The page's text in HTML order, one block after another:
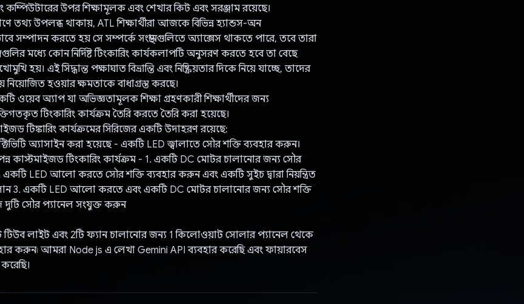
কম্পিউটারের উপর শিক্ষামূলক এবং শেখার কিট এবং সরঞ্জাম রয়েছে।
তথ্য উপলব্ধ থাকায়, ATL শিক্ষার্থীরা আজকে বিভিন্ন হ্যান্ডস-অন
সম্পাদন করতে হয় সে সম্পর্কে সংস্থানগুলিতে অ্যাক্সেস থাকতে পারে, তবে তারা
মধ্যে কোন নির্দিষ্ট টিংকারিং কার্যকলাপটি অনুসরণ করতে হবে তা বেছে
হয়। এই সিদ্ধান্ত পক্ষাঘাত বিভ্রান্তি এবং নিষ্ক্রিয়তার দিকে নিয়ে যাচ্ছে, তাদের
হওয়ার ক্ষমতাকে বাধাগ্রস্ত করছে।
ওয়েব অ্যাপ যা অভিজ্ঞতামূলক শিক্ষা গ্রহণকারী শিক্ষার্থীদের জন্য
টিংকারিং কার্যক্রম তৈরি করতে তৈরি করা হয়েছে।
টিঙ্কারিং কার্যক্রমের সিরিজের একটি উদাহরণ রয়েছে:
অ্যাসাইন করা হয়েছে - একটি LED জ্বালাতে সৌর শক্তি ব্যবহার করুন।
কাস্টমাইজড টিংকারিং কার্যক্রম - 1. একটি DC মোটর চালানোর জন্য সৌর
LED আলো করতে সৌর শক্তি ব্যবহার করুন এবং একটি সুইচ দ্বারা নিয়ন্ত্রিত
3. একটি LED আলো করতে এবং একটি DC মোটর চালানোর জন্য সৌর শক্তি
দুটি সৌর প্যানেল সংযুক্ত করুন
টিউব লাইট এবং 2টি ফ্যান চালানোর জন্য 1 কিলোওয়াট সোলার প্যানেল থেকে
করুন৷ আমরা Node js এ লেখা Gemini API ব্যবহার করেছি এবং ফায়ারবেস